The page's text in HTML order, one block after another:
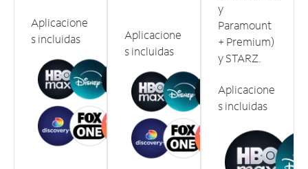
Aplicacione
s incluidas
Aplicacione
s incluidas
y
Paramount
+ Premium)
y STARZ.
Aplicacione
s incluidas